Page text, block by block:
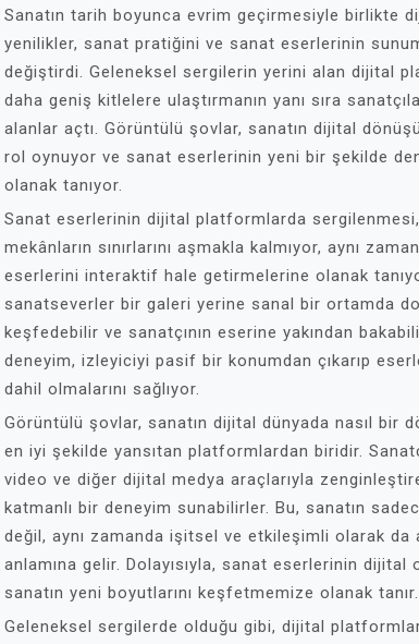
Sanatın tarih boyunca evrim geçirmesiyle birlikte
yenilikler, sanat pratiğini ve sanat eserlerinin
değiştirdi. Geleneksel sergilerin yerini alan dijital
daha geniş kitlelere ulaştırmanın yanı sıra
alanlar açtı. Görüntülü şovlar, sanatın dijital
rol oynuyor ve sanat eserlerinin yeni bir şekilde
olanak tanıyor.
Sanat eserlerinin dijital platformlarda
mekânların sınırlarını aşmakla kalmıyor, aynı
eserlerini interaktif hale getirmelerine olanak
sanatseverler bir galeri yerine sanal bir ortamda
keşfedebilir ve sanatçının eserine yakından
deneyim, izleyiciyi pasif bir konumdan çıkarıp
dahil olmalarını sağlıyor.
Görüntülü şovlar, sanatın dijital dünyada nasıl bir
en iyi şekilde yansıtan platformlardan biridir.
video ve diğer dijital medya araçlarıyla
katmanlı bir deneyim sunabilirler. Bu, sanatın
değil, aynı zamanda işitsel ve etkileşimli olarak da
anlamına gelir. Dolayısıyla, sanat eserlerinin dijital
sanatın yeni boyutlarını keşfetmemize olanak tanır.
Geleneksel sergilerde olduğu gibi, dijital